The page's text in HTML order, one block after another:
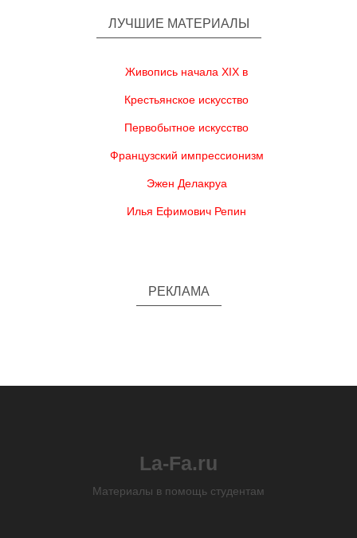
ЛУЧШИЕ МАТЕРИАЛЫ
Живопись начала XIX в
Крестьянское искусство
Первобытное искусство
Французский импрессионизм
Эжен Делакруа
Илья Ефимович Репин
РЕКЛАМА
La-Fa.ru
Материалы в помощь студентам